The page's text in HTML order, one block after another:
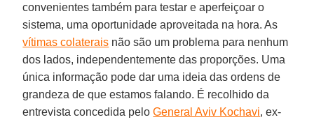
convenientes também para testar e aperfeiçoar o
sistema, uma oportunidade aproveitada na hora. As
vítimas colaterais não são um problema para nenhum
dos lados, independentemente das proporções. Uma
única informação pode dar uma ideia das ordens de
grandeza de que estamos falando. É recolhido da
entrevista concedida peloGeneral Aviv Kochavi, ex-